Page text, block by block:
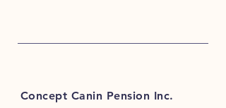
Concept Canin Pension Inc.